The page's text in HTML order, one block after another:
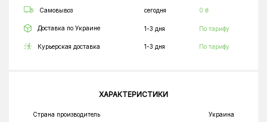
Самовывоз сегодня 0 ₴
Доставка по Украине 1-3 дня По тарифу
Курьерская доставка 1-3 дня По тарифу
ХАРАКТЕРИСТИКИ
Страна производитель Украина